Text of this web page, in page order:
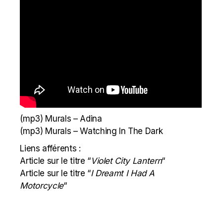
(mp3) Murals – Adina
(mp3) Murals – Watching In The Dark
Liens afférents :
Article sur le titre “Violet City Lantern“
Article sur le titre “I Dreamt I Had A
Motorcycle“